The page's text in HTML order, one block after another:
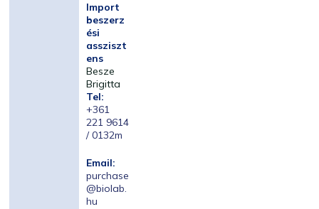
Import
beszerz
ési
assziszt
ens
Besze
Brigitta
Tel:
+361
221 9614
/ 0132m
Email:
purchase
@biolab.
hu